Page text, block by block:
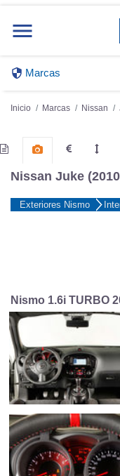
Marcas
Inicio Marcas Nissan
Nissan Juke
Exteriores Nismo
Nismo 1.6i TURBO